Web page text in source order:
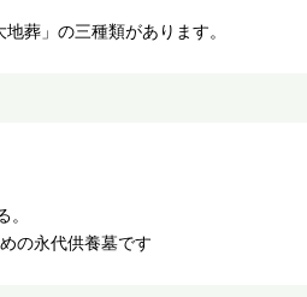
葬」の三種類があります。
の永代供養墓です